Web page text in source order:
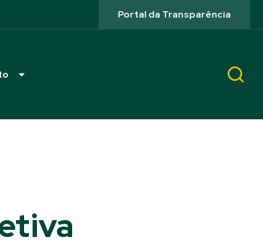
Portal da Transparência